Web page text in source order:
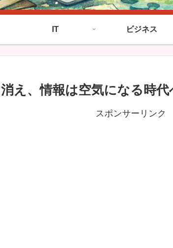
IT ビジネス
え、情報は空気になる時代
スポンサーリンク